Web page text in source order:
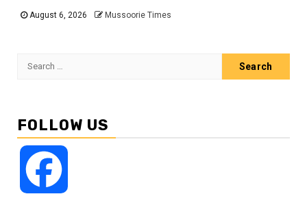
August 6, 2026 Mussoorie Times
Search
FOLLOW US